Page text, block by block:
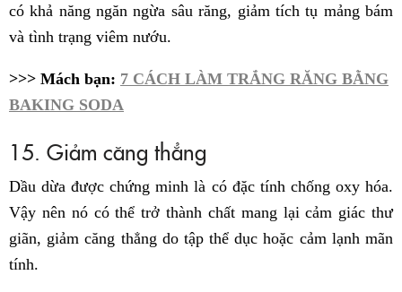
có khả năng ngăn ngừa sâu răng, giảm tích tụ mảng bám
và tình trạng viêm nướu.
>>> Mách bạn: 7 CÁCH LÀM TRẮNG RĂNG BẰNG
BAKING SODA
15. Giảm căng thẳng
Dầu dừa được chứng minh là có đặc tính chống oxy hóa.
Vậy nên nó có thể trở thành chất mang lại cảm giác thư
giãn, giảm căng thẳng do tập thể dục hoặc cảm lạnh mãn
tính.